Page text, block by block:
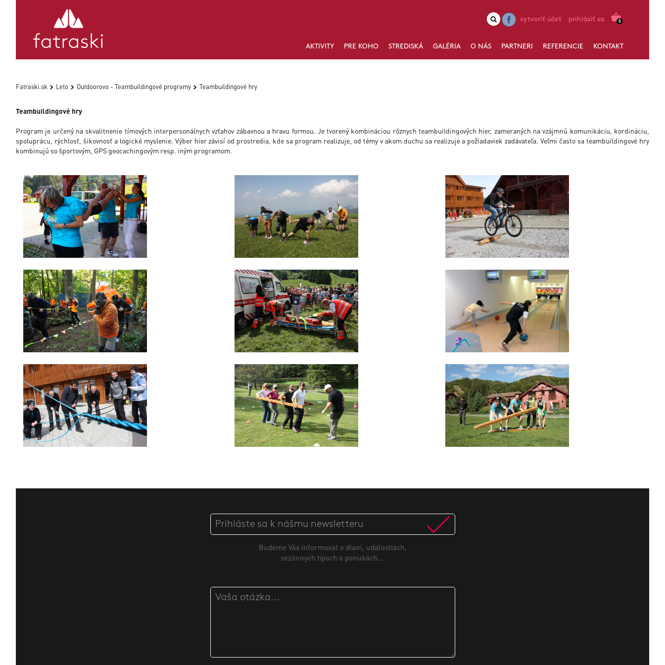
0
vytvoriť účet prihlásiť sa
AKTIVITY PRE KOHO STREDISKÁ GALÉRIA O NÁS PARTNERI REFERENCIE KONTAKT
Fatraski.sk Leto Outdoorovo - Teambuildingové programy Teambuildingové hry
Teambuildingové hry
Program je určený na skvalitnenie tímových interpersonálnych vzťahov zábavnou a hravu formou. Je tvorený kombináciou rôznych teambuildingových hier, zameraných na vzájmnú komunikáciu, kordináciu,
spoluprácu, rýchlosť, šikovnosť a logické myslenie. Výber hier závisí od prostredia, kde sa program realizuje, od témy v akom duchu sa realizuje a požiadaviek zadávateľa. Veľmi často sa teambuildingové hry
kombinujú so športovým, GPS geocachingovým resp. iným programom.
Budeme Vás informovať o dianí, udalostiach,
sezónnych tipoch a ponukách....